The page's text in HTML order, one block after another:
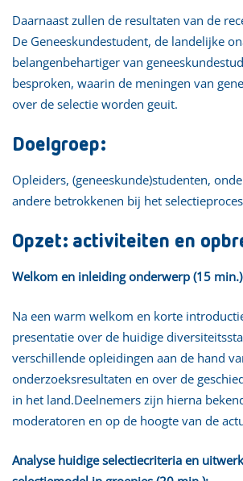
Daarnaast zullen de resultaten van de
De Geneeskundestudent, de landelijke
belangenbehartiger van
besproken, waarin de meningen van
over de selectie worden geuit.
Doelgroep:
Opleiders, (geneeskunde)studenten,
andere betrokkenen bij het
Opzet: activiteiten en
Welkom en inleiding onderwerp (15
Na een warm welkom en korte
presentatie over de huidige
verschillende opleidingen aan de hand
onderzoeksresultaten en over de
in het land.Deelnemers zijn hierna
moderatoren en op de hoogte van de
Analyse huidige selectiecriteria en